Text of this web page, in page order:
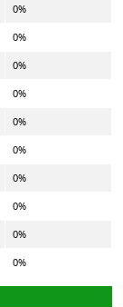
0%
0%
0%
0%
0%
0%
0%
0%
0%
0%